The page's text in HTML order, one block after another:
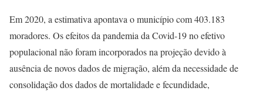
Em 2020, a estimativa apontava o município com 403.183
moradores. Os efeitos da pandemia da Covid-19 no efetivo
populacional não foram incorporados na projeção devido à
ausência de novos dados de migração, além da necessidade de
consolidação dos dados de mortalidade e fecundidade,